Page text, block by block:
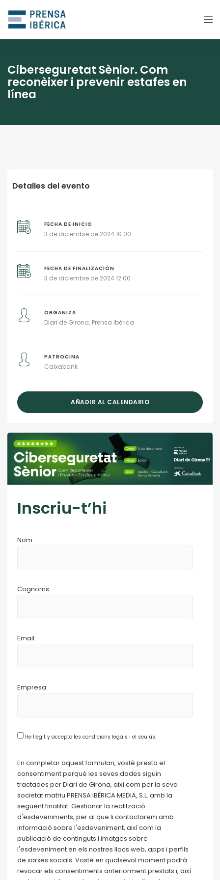
Ciberseguretat Sènior. Com
reconèixer i prevenir estafes en
línea
Detalles del evento
FECHA DE INICIO
3 de diciembre de 2024 10:00
FECHA DE FINALIZACIÓN
3 de diciembre de 2024 12:00
ORGANIZA
Diari de Girona Prensa Ibérica
PATROCINA
Caixabank
AÑADIR AL CALENDARIO
Inscriu-t’hi
Nom:
Cognoms:
Email:
Empresa:
He llegit y accepto les condicions legals i el seu ús.
En completar aquest formulari, vostè presta el
consentiment perquè les seves dades siguin
tractades per Diari de Girona, així com per la seva
societat matriu PRENSA IBÉRICA MEDIA, S.L. amb la
següent finalitat: Gestionar la realització
d'esdeveniments, per al que li contactarem amb
informació sobre l'esdeveniment, així com la
publicació de continguts i imatges sobre
l'esdeveniment en els nostres llocs web, apps i perfils
de xarxes socials. Vostè en qualsevol moment podrà
revocar els consentiments anteriorment prestats i, així